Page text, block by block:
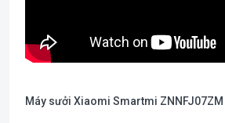
Máy sưởi Xiaomi Smartmi ZNNFJ07ZM